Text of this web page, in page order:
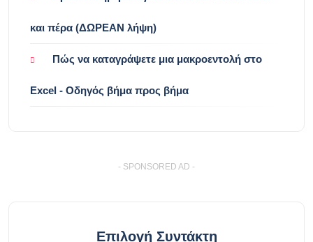
και πέρα ​​(ΔΩΡΕΑΝ λήψη)
Πώς να καταγράψετε μια μακροεντολή στο
Excel - Οδηγός βήμα προς βήμα
- SPONSORED AD -
Επιλογή Συντάκτη